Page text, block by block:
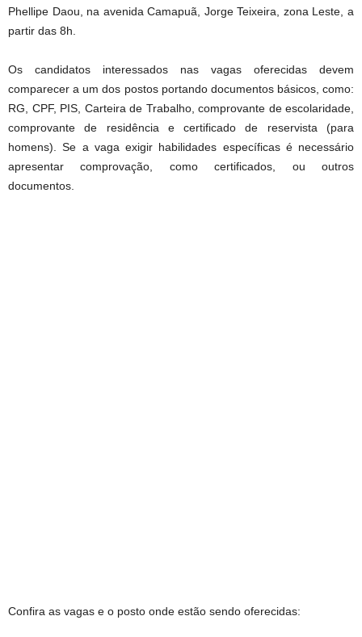
Phellipe Daou, na avenida Camapuã, Jorge Teixeira, zona Leste, a
partir das 8h.
Os candidatos interessados nas vagas oferecidas devem
comparecer a um dos postos portando documentos básicos, como:
RG, CPF, PIS, Carteira de Trabalho, comprovante de escolaridade,
comprovante de residência e certificado de reservista (para
homens). Se a vaga exigir habilidades específicas é necessário
apresentar comprovação, como certificados, ou outros
documentos.
Confira as vagas e o posto onde estão sendo oferecidas: